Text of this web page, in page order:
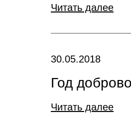
Читать далее
30.05.2018
Год
Читать далее